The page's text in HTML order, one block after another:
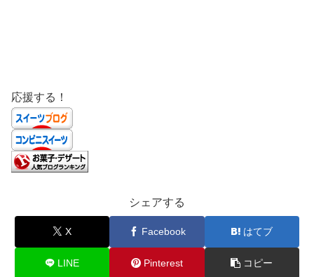
応援する！
シェアする
X Facebook はてブ
LINE Pinterest コピー